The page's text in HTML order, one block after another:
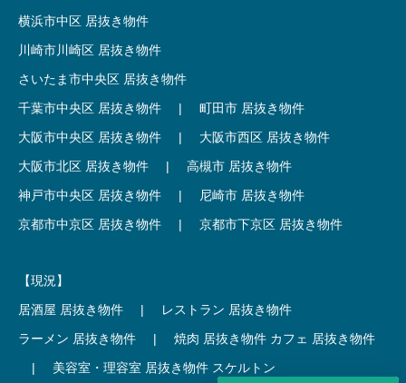
横浜市中区 居抜き物件
川崎市川崎区 居抜き物件
さいたま市中央区 居抜き物件
千葉市中央区 居抜き物件
|
町田市 居抜き物件
大阪市中央区 居抜き物件
|
大阪市西区 居抜き物件
大阪市北区 居抜き物件
|
高槻市 居抜き物件
神戸市中央区 居抜き物件
|
尼崎市 居抜き物件
京都市中京区 居抜き物件
| 京都市下京区 居抜き物件
【現況】
居酒屋 居抜き物件
|
レストラン 居抜き物件
ラーメン 居抜き物件
| 焼肉 居抜き物件 カフェ 居抜き物件
|
美容室・理容室 居抜き物件 スケルトン